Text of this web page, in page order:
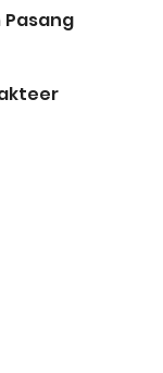
Pasang